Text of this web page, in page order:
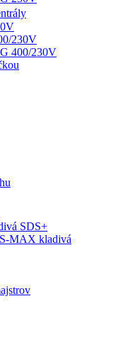
230V
400/230V
SDS+
MAX kladivá